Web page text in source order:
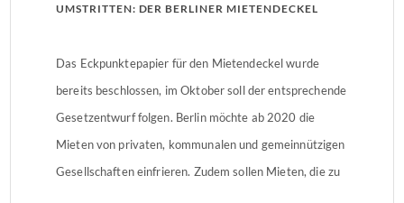
UMSTRITTEN: DER BERLINER MIETENDECKEL
Das Eckpunktepapier für den Mietendeckel wurde
bereits beschlossen, im Oktober soll der entsprechende
Gesetzentwurf folgen. Berlin möchte ab 2020 die
Mieten von privaten, kommunalen und gemeinnützigen
Gesellschaften einfrieren. Zudem sollen Mieten, die zu